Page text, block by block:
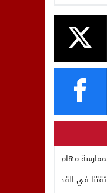
مهام المجلس الوطني
في القضاء ثابتة